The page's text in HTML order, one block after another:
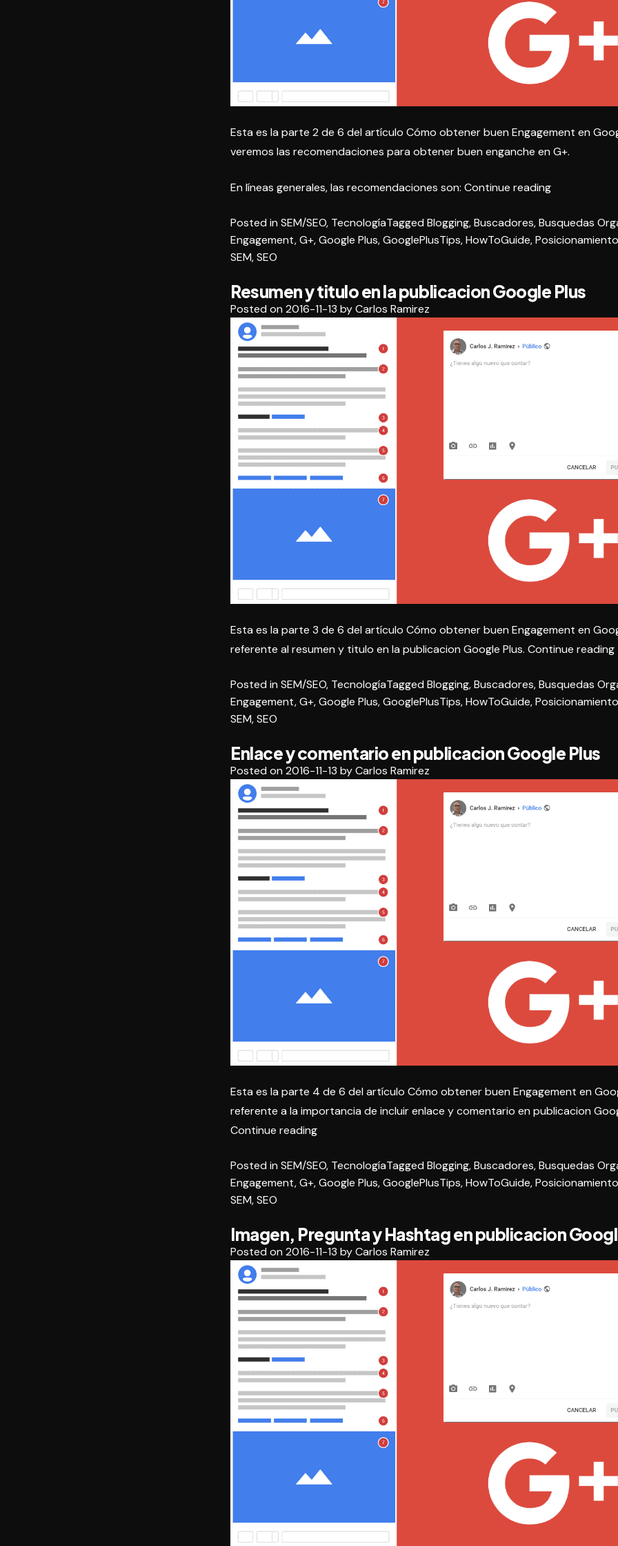
Esta es la parte 2 de 6 del artículo Cómo obtener buen Engagement en
veremos las recomendaciones para obtener buen enganche en G+.
En líneas generales, las recomendaciones son: Continue reading
obtener
buen
en
G+»
Posted in SEM/SEO, TecnologíaTagged Blogging,Buscadores,Busquedas
Engagement,G+,Google Plus,GooglePlusTips,HowToGuide,Posicionamiento
SEM,SEO
Resumen y titulo en la publicacion Google Plus
Posted on 2016-11-13 byCarlos Ramirez
Esta es la parte 3 de 6 del artículo Cómo obtener buen Engagement en
referente al resumen y titulo en la publicacion Google Plus. Continue reading
Posted in SEM/SEO, TecnologíaTagged Blogging,Buscadores,Busquedas
Engagement,G+,Google Plus,GooglePlusTips,HowToGuide,Posicionamiento
SEM,SEO
Enlace y comentario en publicacion Google Plus
Posted on 2016-11-13 byCarlos Ramirez
Esta es la parte 4 de 6 del artículo Cómo obtener buen Engagement en
referente a la importancia de incluir enlace y comentario en publicacion
Continue reading«Enlace
comentario
en
Plus»
Posted in SEM/SEO, TecnologíaTagged Blogging,Buscadores,Busquedas
Engagement,G+,Google Plus,GooglePlusTips,HowToGuide,Posicionamiento
SEM,SEO
Imagen, Pregunta y Hashtag en publicacion
Posted on 2016-11-13 byCarlos Ramirez